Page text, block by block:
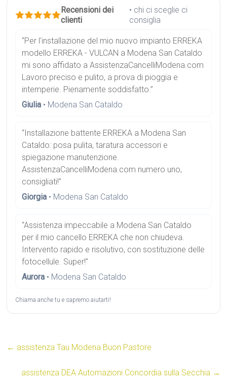
Recensioni dei
clienti
• chi ci sceglie ci
consiglia
“Per l'installazione del mio nuovo impianto ERREKA
modello ERREKA - VULCAN a Modena San Cataldo
mi sono affidato a AssistenzaCancelliModena.com
Lavoro preciso e pulito, a prova di pioggia e
intemperie. Pienamente soddisfatto.”
Giulia • Modena San Cataldo
“Installazione battente ERREKA a Modena San
Cataldo: posa pulita, taratura accessori e
spiegazione manutenzione.
AssistenzaCancelliModena.com numero uno,
consigliati!”
Giorgia • Modena San Cataldo
“Assistenza impeccabile a Modena San Cataldo
per il mio cancello ERREKA che non chiudeva.
Intervento rapido e risolutivo, con sostituzione delle
fotocellule. Super!”
Aurora • Modena San Cataldo
Chiama anche tu e sapremo aiutarti!
← assistenza Tau Modena Buon Pastore
assistenza DEA Automazioni Concordia sulla Secchia →